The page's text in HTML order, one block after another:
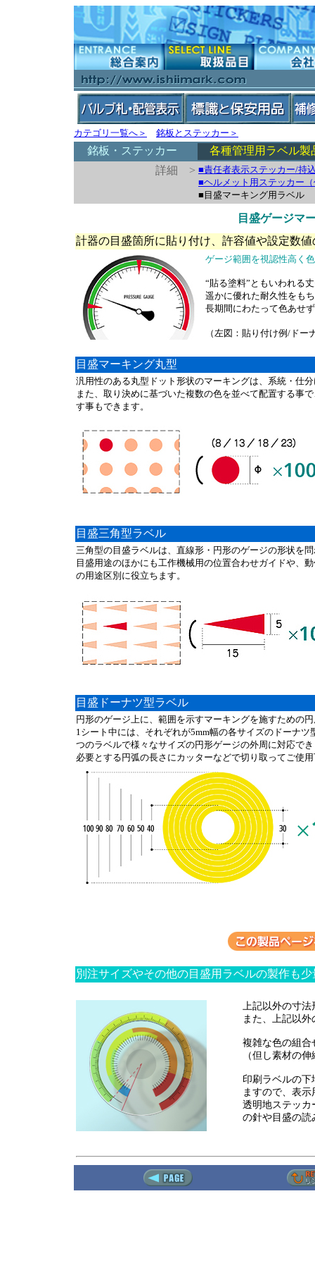
カテゴリ一覧へ＞ 銘板とステッカー＞
銘板・ステッカー
各種管理用ラベル製
詳細 > ■責任者表示ステッカー/持
■ヘルメット用ステッカー
■目盛マーキング用ラベル
目盛ゲージマ
計器の目盛箇所に貼り付け、許容値や設定数
ゲージ範囲を視認性高く
“貼る塗料”ともいわれる
遥かに優れた耐久性をも
長期間にわたって色あせ
（左図：貼り付け例/ドー
目盛マーキング丸型
汎用性のある丸型ドット形状のマーキングは、系統・仕
また、取り決めに基づいた複数の色を並べて配置する事
す事もできます。
目盛三角型ラベル
三角型の目盛ラベルは、直線形・円形のゲージの形状を
目盛用途のほかにも工作機械用の位置合わせガイドや、
の用途区別に役立ちます。
目盛ドーナツ型ラベル
円形のゲージ上に、範囲を示すマーキングを施すための
1シート中には、それぞれが5mm幅の各サイズのドーナ
つのラベルで様々なサイズの円形ゲージの外周に対応で
必要とする円弧の長さにカッターなどで切り取ってご使
別注サイズやその他の目盛用ラベルの製作も
上記以外の寸法
また、上記以
複雑な色の組合
（但し素材の
印刷ラベルの
ますので、表
透明地ステッカ
の針や目盛の読